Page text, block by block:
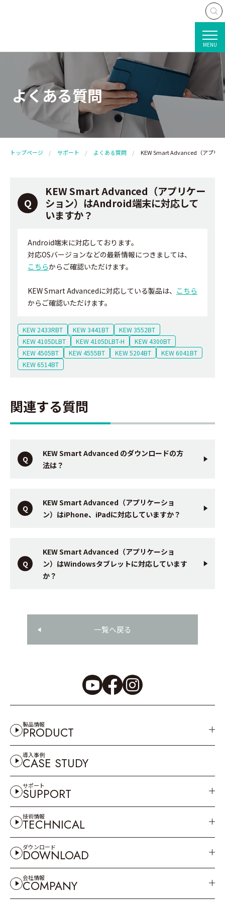
MENU
よくある質問
トップページ サポート よくある質問 KEW Smart Advanced（アプリ
KEW Smart Advanced（アプリケー
ション）はAndroid端末に対応して
いますか？
Android端末に対応しております。
対応OSバージョンなどの最新情報につきましては、
こちらからご確認いただけます。
KEW Smart Advancedに対応している製品は、 こちら
からご確認いただけます。
KEW 2433RBT KEW 3441BT
KEW 3552BT
KEW 4105DLBT
KEW 4105DLBT-H
KEW 4300BT
KEW 4505BT
KEW 4555BT KEW 5204BT
KEW 6041BT
KEW 6514BT
関連する質問
KEW Smart Advanced のダウンロードの方
法は？
KEW Smart Advanced（アプリケーショ
ン）はiPhone、iPadに対応していますか？
KEW Smart Advanced（アプリケーショ
ン）はWindowsタブレットに対応しています
か？
一覧へ戻る
製品情報
PRODUCT
導入事例
CASE STUDY
サポート
SUPPORT
技術情報
TECHNICAL
ダウンロード
DOWNLOAD
会社情報
COMPANY